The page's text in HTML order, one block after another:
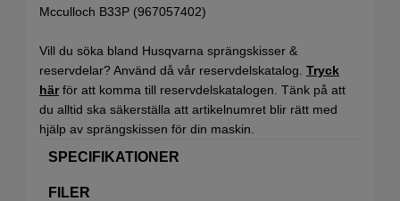
Mcculloch B33P (967057402)
Vill du söka bland Husqvarna sprängskisser &
reservdelar? Använd då vår reservdelskatalog. Tryck
härför att komma till reservdelskatalogen. Tänk på att
du alltid ska säkerställa att artikelnumret blir rätt med
hjälp av sprängskissen för din maskin.
SPECIFIKATIONER
FILER